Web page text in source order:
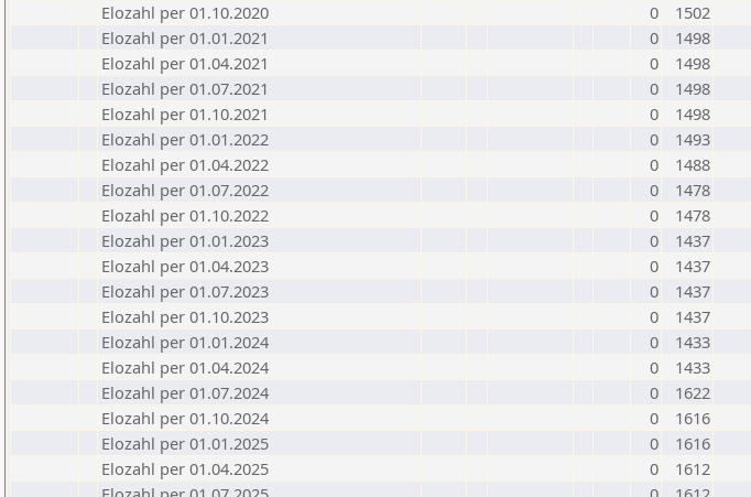
Elozahl per 01.10.2020
0
1502
Elozahl per 01.01.2021
0
1498
Elozahl per 01.04.2021
0
1498
Elozahl per 01.07.2021
0
1498
Elozahl per 01.10.2021
0
1498
Elozahl per 01.01.2022
0
1493
Elozahl per 01.04.2022
0
1488
Elozahl per 01.07.2022
0
1478
Elozahl per 01.10.2022
0
1478
Elozahl per 01.01.2023
0
1437
Elozahl per 01.04.2023
0
1437
Elozahl per 01.07.2023
0
1437
Elozahl per 01.10.2023
0
1437
Elozahl per 01.01.2024
0
1433
Elozahl per 01.04.2024
0
1433
Elozahl per 01.07.2024
0
1622
Elozahl per 01.10.2024
0
1616
Elozahl per 01.01.2025
0
1616
Elozahl per 01.04.2025
0
1612